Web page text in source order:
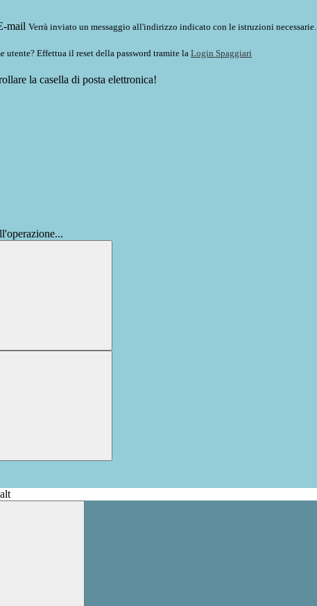
mail Verrà inviato un messaggio all'indirizzo indicato con le istruzioni necessarie.
utente? Effettua il reset della password tramite la Login Spaggiari
la casella di posta elettronica!